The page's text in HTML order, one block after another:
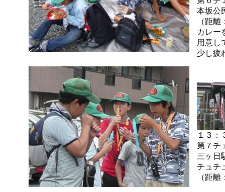
本坂
（距
カレー
用意し
少し疲
１３：
第７チ
三ヶ日
チュチ
（距